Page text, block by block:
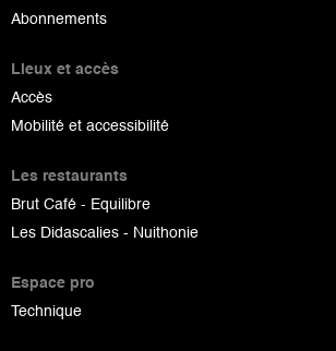
Abonnements
Lieux et accès
Accès
Mobilité et accessibilité
Les restaurants
Brut Café - Equilibre
Les Didascalies - Nuithonie
Espace pro
Technique